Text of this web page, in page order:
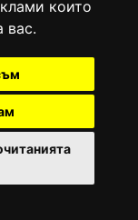
които
вас.
в националния
национална
за марка